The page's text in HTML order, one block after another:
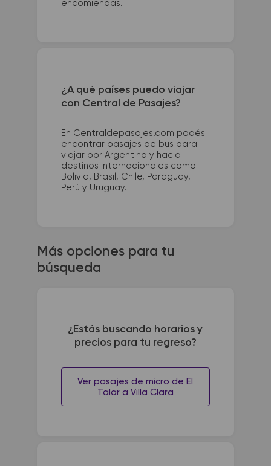
encomiendas.
¿A qué países puedo viajar
con Central de Pasajes?
En Centraldepasajes.com podés
encontrar pasajes de bus para
viajar por Argentina y hacia
destinos internacionales como
Bolivia, Brasil, Chile, Paraguay,
Perú y Uruguay.
Más opciones para tu
búsqueda
¿Estás buscando horarios y
precios para tu regreso?
Ver pasajes de micro de El
Talar a Villa Clara